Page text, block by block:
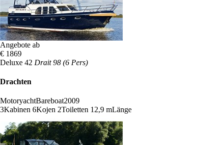
Angebote ab
€ 1869
Deluxe 42 Drait 98 (6 Pers)
Drachten
MotoryachtBareboat2009
3Kabinen 6Kojen 2Toiletten 12,9 mLänge